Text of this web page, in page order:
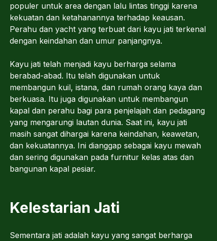
populer untuk area dengan lalu lintas tinggi karena
kekuatan dan ketahanannya terhadap keausan.
Perahu dan yacht yang terbuat dari kayu jati terkenal
dengan keindahan dan umur panjangnya.
Kayu jati telah menjadi kayu berharga selama
berabad-abad. Itu telah digunakan untuk
membangun kuil, istana, dan rumah orang kaya dan
berkuasa. Itu juga digunakan untuk membangun
kapal dan perahu bagi para penjelajah dan pedagang
yang mengarungi lautan dunia. Saat ini, kayu jati
masih sangat dihargai karena keindahan, keawetan,
dan kekuatannya. Ini dianggap sebagai kayu mewah
dan sering digunakan pada furnitur kelas atas dan
bangunan kapal pesiar.
Kelestarian Jati
Sementara jati adalah kayu yang sangat berharga